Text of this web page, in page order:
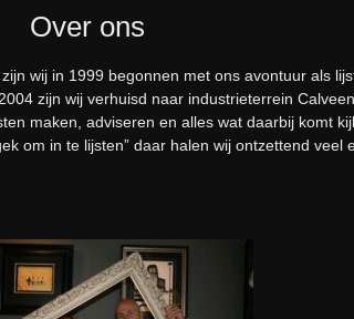
Over ons
wij in 1999 begonnen met ons avontuur als
zijn wij verhuisd naar industrieterrein
maken, adviseren en alles wat daarbij komt
om in te lijsten” daar halen wij ontzettend veel